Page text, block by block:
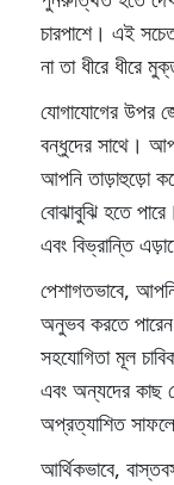
চারপাশে। এই
না তা ধীরে ধীরে
যোগাযোগের উপর
বন্ধুদের সাথে।
আপনি তাড়াহুড়ো
বোঝাবুঝি হতে
এবং বিভ্রান্তি
পেশাগতভাবে,
অনুভব করতে
সহযোগিতা মূল
এবং অন্যদের কাছ
অপ্রত্যাশিত
আর্থিকভাবে,